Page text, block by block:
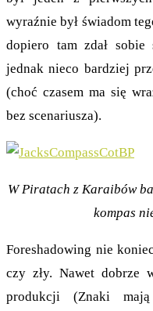
wyraźnie był świadom
dopiero tam zdał
jednak nieco bardziej
(choć czasem ma się
bez scenariusza).
W Piratach z Karaibów
kompas
Foreshadowing nie
czy zły. Nawet dobrze
produkcji (Znaki mają